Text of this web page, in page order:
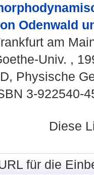
Odenwald
am
Univ. ,
Physische
3-922540-
Diese
für die